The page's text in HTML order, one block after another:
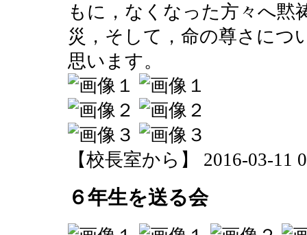
もに，なくなった方々へ黙
災，そして，命の尊さにつ
思います。
【校長室から】 2016-03-11
６年生を送る会